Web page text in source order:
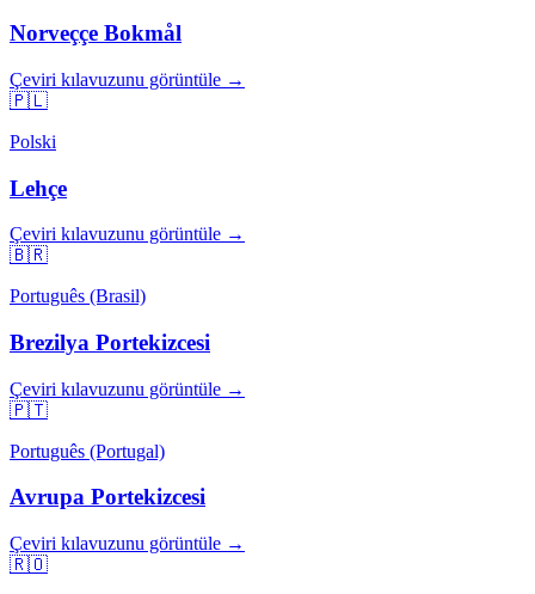
Norveççe Bokmål
Çeviri kılavuzunu görüntüle →
🇵🇱
Polski
Lehçe
Çeviri kılavuzunu görüntüle →
🇧🇷
Português (Brasil)
Brezilya Portekizcesi
Çeviri kılavuzunu görüntüle →
🇵🇹
Português (Portugal)
Avrupa Portekizcesi
Çeviri kılavuzunu görüntüle →
🇷🇴